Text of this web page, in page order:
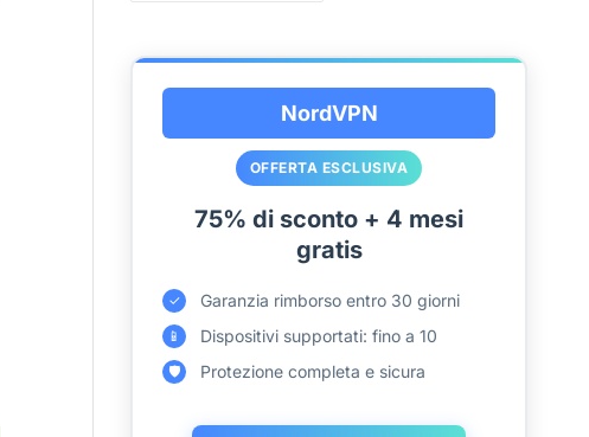
NordVPN
OFFERTA ESCLUSIVA
75% di sconto + 4 mesi
gratis
✓ Garanzia rimborso entro 30 giorni
📱 Dispositivi supportati: fino a 10
🛡️ Protezione completa e sicura